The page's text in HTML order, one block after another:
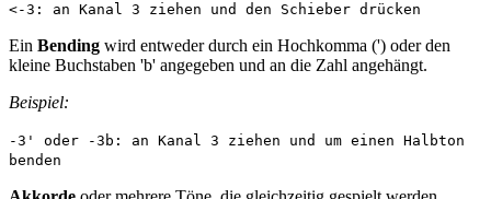
<-3: an Kanal 3 ziehen und den Schieber drücken
Ein Bending wird entweder durch ein Hochkomma (') oder den
kleine Buchstaben 'b' angegeben und an die Zahl angehängt.
Beispiel:
-3' oder -3b: an Kanal 3 ziehen und um einen Halbton
benden